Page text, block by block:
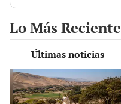
Lo Más Reciente
Últimas noticias